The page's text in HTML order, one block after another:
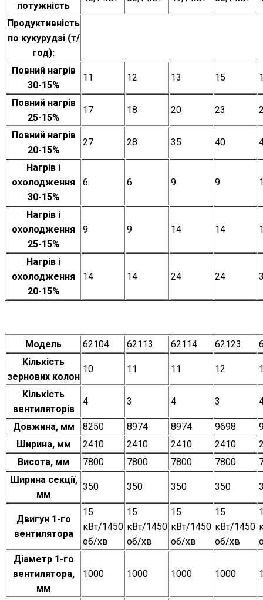
потужність
Продуктивність
по кукурудзі (т/
год):
Повний нагрів
30-15%
11 12 13 15
Повний нагрів
25-15%
17 18 20 23
Повний нагрів
20-15%
27 28 35 40
Нагрів і
охолодження
30-15%
6 6 9 9
Нагрів і
охолодження
25-15%
9 9 14 14
Нагрів і
охолодження
20-15%
14 14 24 24
Модель 62104 62113 62114 62123
Кількість
зернових колон
10 11 11 12
Кількість
вентиляторів
4 3 4 3
Довжина, мм 8250 8974 8974 9698
Ширина, мм
2410 2410 2410 2410
Висота, мм
7800 7800 7800 7800
Ширина секції,
мм
350 350 350 350
Двигун 1-го
вентилятора
15
кВт/1450
об/хв
15
кВт/1450
об/хв
15
кВт/1450
об/хв
15
кВт/1450
об/хв
Діаметр 1-го
вентилятора,
мм
1000 1000 1000 1000